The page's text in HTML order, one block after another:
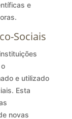
e
Sociais
e utilizado
Esta
novas